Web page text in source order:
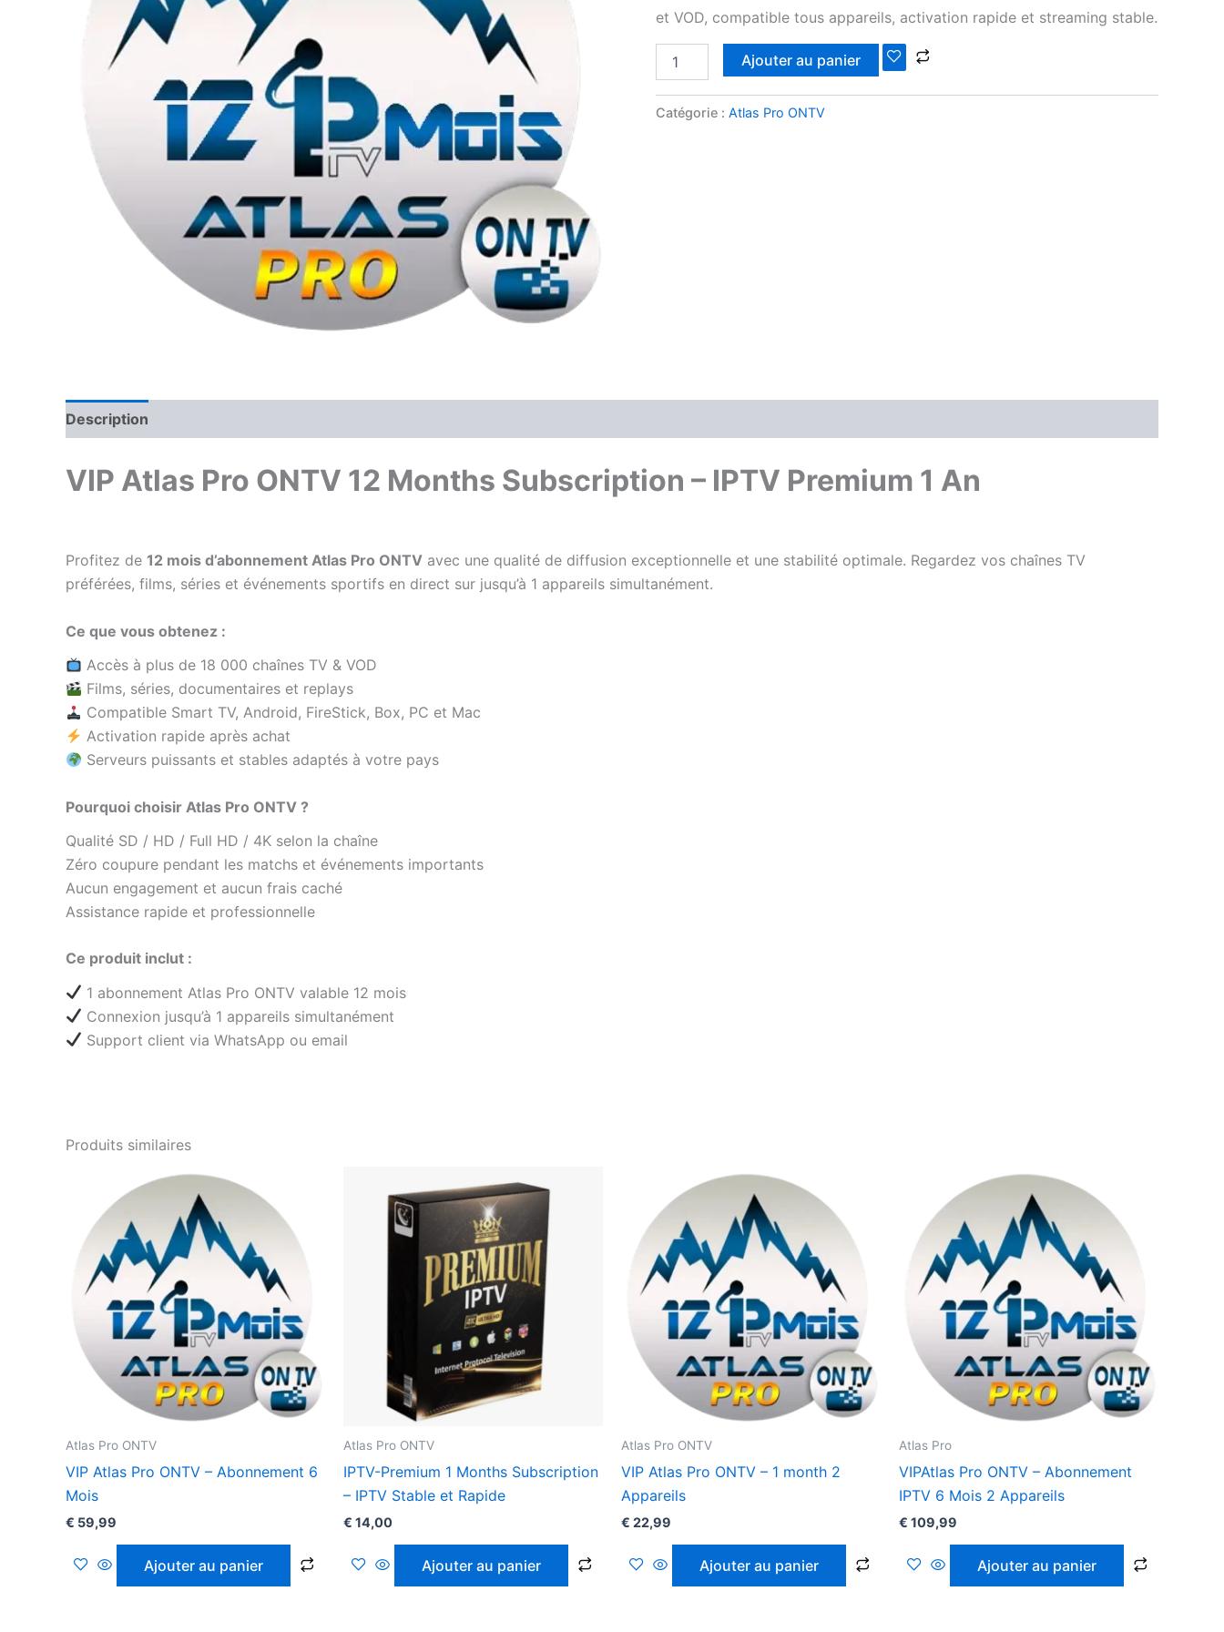
et VOD, compatible tous appareils, activation rapide et streaming stable.
Premium
An
Ajouter au panier
Catégorie : Atlas Pro ONTV
Description
VIP Atlas Pro ONTV 12 Months Subscription – IPTV Premium 1 An
Profitez de 12 mois d’abonnement Atlas Pro ONTV avec une qualité de diffusion exceptionnelle et une stabilité optimale. Regardez vos chaînes TV
préférées, films, séries et événements sportifs en direct sur jusqu’à 1 appareils simultanément.
Ce que vous obtenez :
Accès à plus de 18 000 chaînes TV & VOD
Films, séries, documentaires et replays
Compatible Smart TV, Android, FireStick, Box, PC et Mac
Activation rapide après achat
Serveurs puissants et stables adaptés à votre pays
Pourquoi choisir Atlas Pro ONTV ?
Qualité SD / HD / Full HD / 4K selon la chaîne
Zéro coupure pendant les matchs et événements importants
Aucun engagement et aucun frais caché
Assistance rapide et professionnelle
Ce produit inclut :
1 abonnement Atlas Pro ONTV valable 12 mois
Connexion jusqu’à 1 appareils simultanément
Support client via WhatsApp ou email
Produits similaires
Atlas Pro ONTV
VIP Atlas Pro ONTV – Abonnement 6
Mois
€ 59,99
Ajouter au panier
Atlas Pro ONTV
IPTV-Premium 1 Months Subscription
– IPTV Stable et Rapide
€ 14,00
Ajouter au panier
Atlas Pro ONTV
VIP Atlas Pro ONTV – 1 month 2
Appareils
€ 22,99
Ajouter au panier
Atlas Pro
VIPAtlas Pro ONTV – Abonnement
IPTV 6 Mois 2 Appareils
€ 109,99
Ajouter au panier